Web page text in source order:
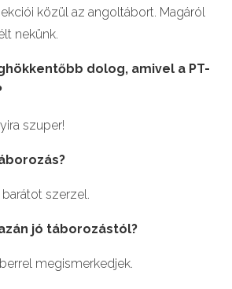
közül az angoltábort. Magáról
nekünk.
dolog, amivel a PT-
szuper!
szerzel.
jó táborozástól?
megismerkedjek.